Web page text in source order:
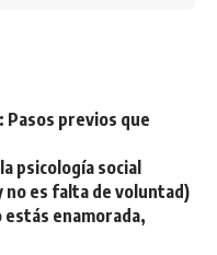
Pasos previos que
psicología social
no es falta de voluntad)
enamorada,